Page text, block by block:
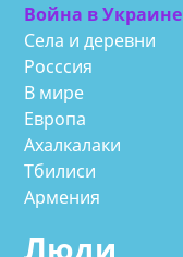
Война в Украине
Села и деревни
Росссия
В мире
Европа
Ахалкалаки
Тбилиси
Армения
Люди